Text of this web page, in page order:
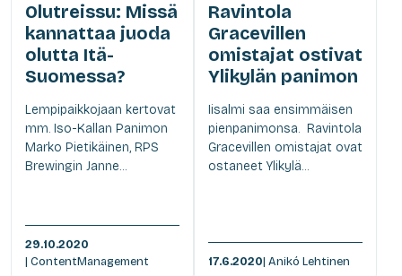
Olutreissu: Missä
kannattaa juoda
olutta Itä-
Suomessa?
Lempipaikkojaan kertovat
mm. Iso-Kallan Panimon
Marko Pietikäinen, RPS
Brewingin Janne...
29.10.2020
| ContentManagement
Ravintola
Gracevillen
omistajat ostivat
Ylikylän panimon
Iisalmi saa ensimmäisen
pienpanimonsa. Ravintola
Gracevillen omistajat ovat
ostaneet Ylikylä...
17.6.2020| Anikó Lehtinen